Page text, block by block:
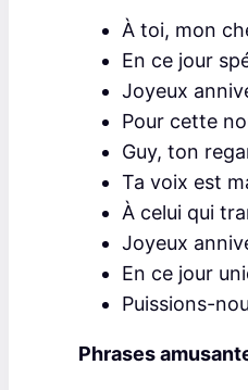
À toi, mon
En ce jour
Joyeux
Pour cette
Guy, ton
Ta voix est
À celui qui
Joyeux
En ce jour
Puissions-
Phrases